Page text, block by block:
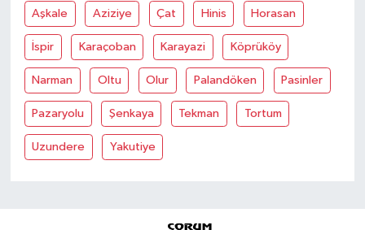
Aşkale Aziziye Çat Hinis Horasan
İspir Karaçoban Karayazi Köprüköy
Narman Oltu Olur Palandöken Pasinler
Pazaryolu Şenkaya Tekman Tortum
Uzundere Yakutiye